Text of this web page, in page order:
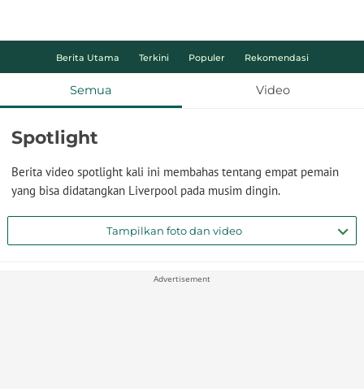
Berita Utama Terkini Populer Rekomendasi
Semua Video
Spotlight
Berita video spotlight kali ini membahas tentang empat pemain
yang bisa didatangkan Liverpool pada musim dingin.
Tampilkan foto dan video
Advertisement